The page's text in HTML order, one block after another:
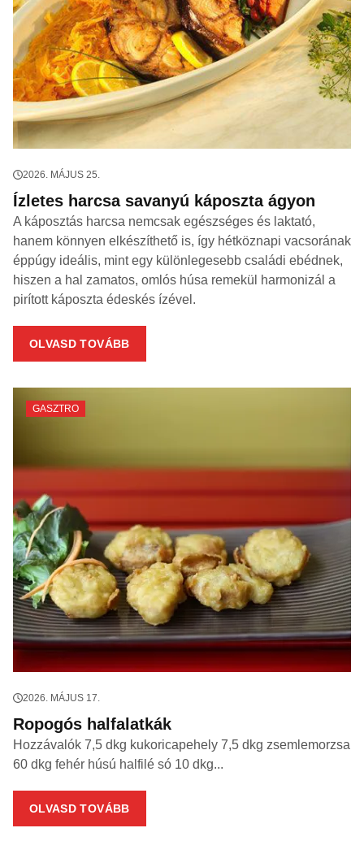
2026. MÁJUS 25.
Ízletes harcsa savanyú káposzta ágyon
A káposztás harcsa nemcsak egészséges és laktató,
hanem könnyen elkészíthető is, így hétköznapi vacsorának
éppúgy ideális, mint egy különlegesebb családi ebédnek,
hiszen a hal zamatos, omlós húsa remekül harmonizál a
pirított káposzta édeskés ízével.
OLVASD TOVÁBB
GASZTRO
2026. MÁJUS 17.
Ropogós halfalatkák
Hozzávalók 7,5 dkg kukoricapehely 7,5 dkg zsemlemorzsa
60 dkg fehér húsú halfilé só 10 dkg...
OLVASD TOVÁBB